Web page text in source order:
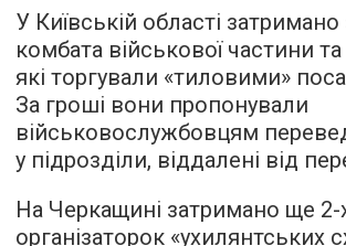
У Київській області
комбата військової частини
які торгували «тиловими»
За гроші вони пропонували
військовослужбовцям
у підрозділи, віддалені від
На Черкащині затримано ще 2-
організаторок «ухилянтських